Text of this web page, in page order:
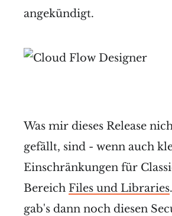
angekündigt.
Was mir dieses Release
gefällt, sind - wenn auch
Einschränkungen für
Bereich Files und Libraries
gab's dann noch diesen